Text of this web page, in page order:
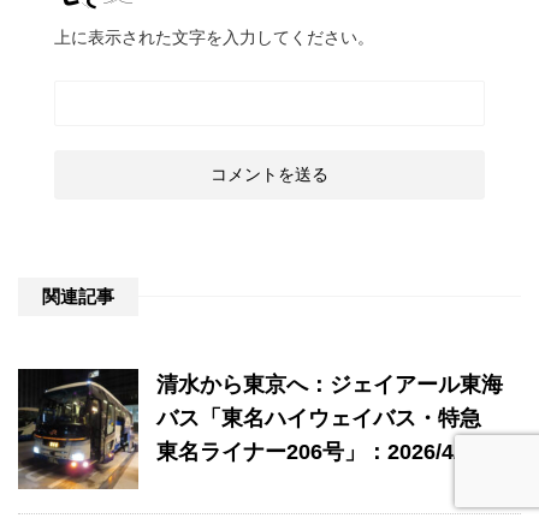
上に表示された文字を入力してください。
関連記事
清水から東京へ：ジェイアール東海
バス「東名ハイウェイバス・特急
東名ライナー206号」：2026/4/12